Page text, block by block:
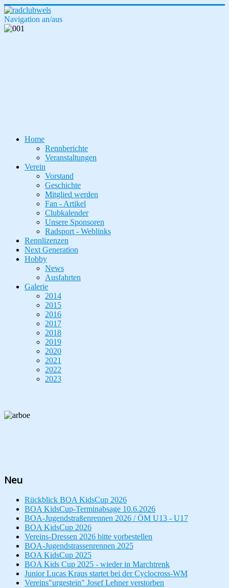
Navigation an/aus
Home
Rennberichte
Veranstaltungen
Verein
Vorstand
Geschichte
Mitglied werden
Fan - Artikel
Clubkalender
Unsere Sponsoren
Radsport - Weblinks
Rennlizenzen
Next Generation
Hobby
News
Ausfahrten
Galerie
2014
2015
2016
2017
2018
2019
2020
2021
2022
2023
Neu
Rückblick BOA KidsCup 2026
BOA KidsCup-Terminabsage 10.6.2026
BOA-Jugendstraßenrennen 2026 / ÖM U13 - U17
BOA KidsCup 2026
Vereins-Dressen 2026 bitte vorbestellen
BOA-Jugendstrassenrennen 2025
BOA KidsCup 2025
BOA Kids Cup 2025 - wieder in Marchtrenk
Junior Lucas Kraus startet bei der Cyclocross-WM
Vereins"urgestein" Josef Lehner verstorben